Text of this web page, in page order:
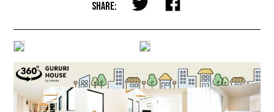
SHARE: